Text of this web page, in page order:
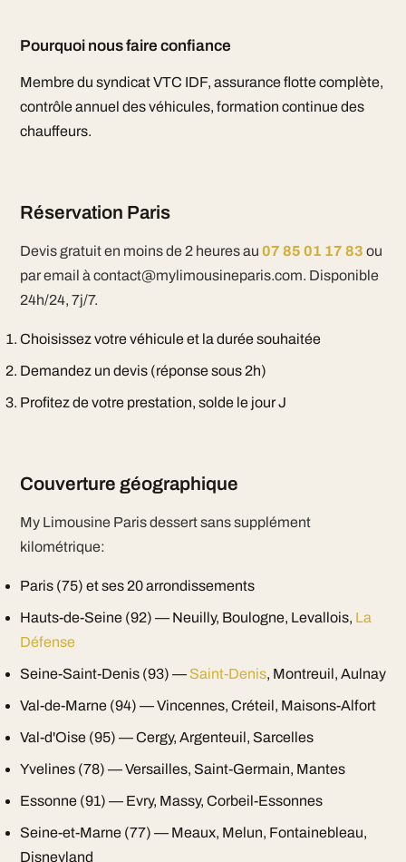
Pourquoi nous faire confiance
Membre du syndicat VTC IDF, assurance flotte complète,
contrôle annuel des véhicules, formation continue des
chauffeurs.
Réservation Paris
Devis gratuit en moins de 2 heures au 07 85 01 17 83 ou
par email à contact@mylimousineparis.com. Disponible
24h/24, 7j/7.
Choisissez votre véhicule et la durée souhaitée
Demandez un devis (réponse sous 2h)
Profitez de votre prestation, solde le jour J
Couverture géographique
My Limousine Paris dessert sans supplément
kilométrique:
Paris (75) et ses 20 arrondissements
Hauts-de-Seine (92) — Neuilly, Boulogne, Levallois, La
Défense
Seine-Saint-Denis (93) — Saint-Denis, Montreuil, Aulnay
Val-de-Marne (94) — Vincennes, Créteil, Maisons-Alfort
Val-d'Oise (95) — Cergy, Argenteuil, Sarcelles
Yvelines (78) — Versailles, Saint-Germain, Mantes
Essonne (91) — Evry, Massy, Corbeil-Essonnes
Seine-et-Marne (77) — Meaux, Melun, Fontainebleau,
Disneyland